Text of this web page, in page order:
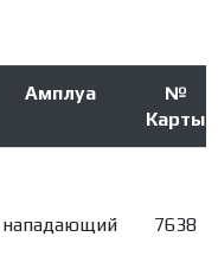
Амплуа
№
Карты
нападающий 7638